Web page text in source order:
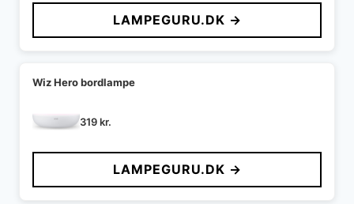
LAMPEGURU.DK →
Wiz Hero bordlampe
319kr.
LAMPEGURU.DK →